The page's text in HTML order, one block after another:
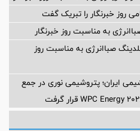
روز خبرنگار را تبریک گفت
به مناسبت روز خبرنگار
صباانرژی به مناسبت روز
ایران؛ پتروشیمی نوری در جمع